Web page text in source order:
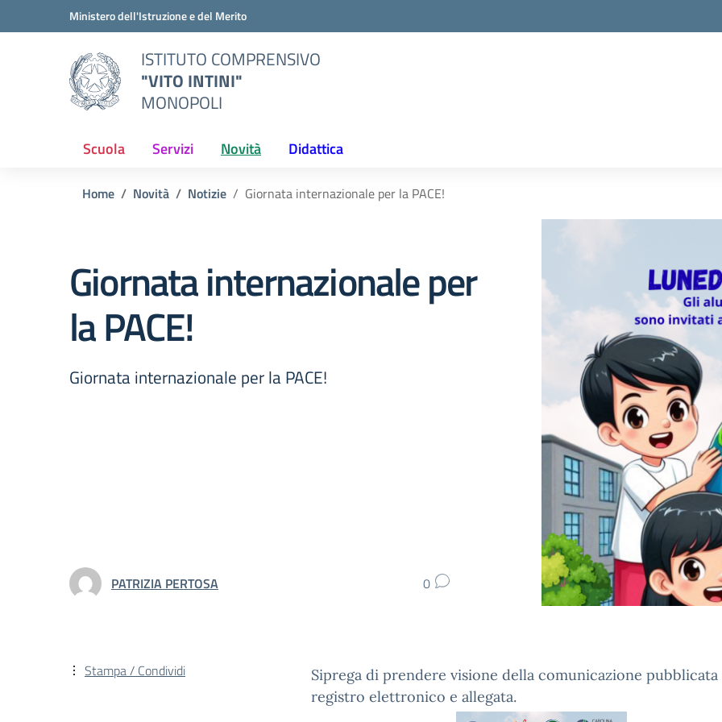
Vai ai contenuti
Vai al menu di navigazioneMinistero dell'Istruzione e del Merito
ISTITUTO COMPRENSIVO
"VITO INTINI"
MONOPOLI
Scuola Servizi Novità Didattica
Home Novità Notizie Giornata internazionale per la PACE!
Giornata internazionale per
la PACE!
Giornata internazionale per la PACE!
PATRIZIA PERTOSA 0
Siprega di prendere visione della comunicazione pubblicata
registro elettronico e allegata.
Stampa / Condividi